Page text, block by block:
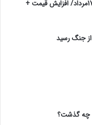
سکه و طلا قیمت طلای 18عیار امروز شنبه 17مرداد/ افزایش قیمت +
جنگ رسید
چه گذشت؟